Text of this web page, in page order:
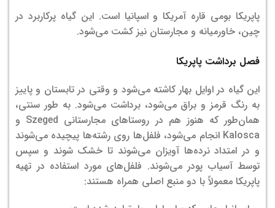
پاپریکا بومی قاره آمریکا و اسپانیا است. این گیاه پرکاربرد در
چین، خاورمیانه و مجارستان نیز کشت می‌شود.
فصل برداشت پاپریکا
این گیاه در اوایل بهار کاشته می‌شود و وقتی در تابستان و پاییز
به رنگ قرمز و براق می‌شود، برداشت می‌شود. به طور سنتی،
همان‌طور که هنوز هم در روستاهای مجارستانی Szeged و
Kalosca انجام می‌شود، فلفل‌ها روی رشته‌ها پیچیده می‌شوند
و در امتداد نرده‌ها آویزان می‌شوند تا خشک شوند و سپس
توسط آسیاب پودر می‌شوند. فلفل‌های مورد استفاده در تهیه
پاپریکا معمولاً با دو منبع اصلی همراه هستند: